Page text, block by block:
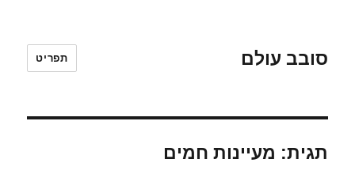
סובב עולם תפריט
תגית: מעיינות חמים